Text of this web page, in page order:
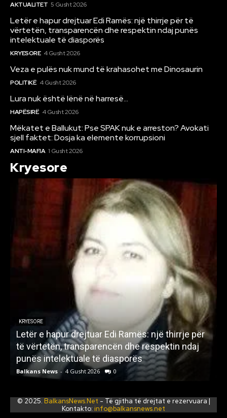
AKTUALITET 5 Gusht 2026
Letër e hapur drejtuar Edi Ramës: një thirrje për të
vërtetën, transparencën dhe respektin ndaj punës
intelektuale të diasporës
KRYESORE 4 Gusht 2026
Veza e pulës nuk mund të krahasohet me Dinosaurin
POLITIKË 4 Gusht 2026
Lura nuk është lënë në harresë…
HAPËSIRË 4 Gusht 2026
Mëkatet e Ballukut: Pse SPAK nuk e arreston? Avokati
sjell faktet: Dosja ka elemente korrupsioni
ANTI-MAFIA 1 Gusht 2026
Kryesore
KRYESORE
Letër e hapur drejtuar Edi Ramës: një thirrje për
të vërtetën, transparencën dhe respektin ndaj
punës intelektuale të diasporës
Balkans News - 4 Gusht 2026 0
© 2025. BalkansNews.Net - Të gjitha të drejtat e rezervuara |
Kontakto: info@balkansnews.net